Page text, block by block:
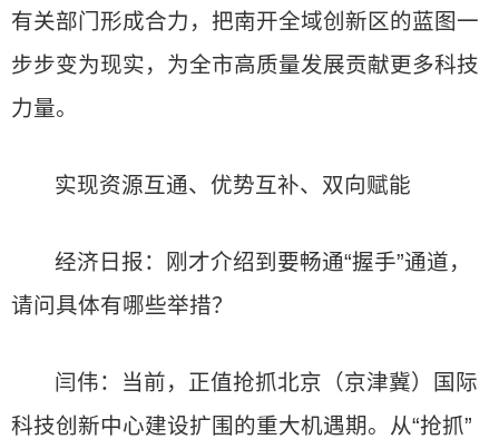
有关部门形成合力，把南开全域创新区的蓝图一
步步变为现实，为全市高质量发展贡献更多科技
力量。
实现资源互通、优势互补、双向赋能
经济日报：刚才介绍到要畅通“握手”通道，
请问具体有哪些举措？
闫伟：当前，正值抢抓北京（京津冀）国际
科技创新中心建设扩围的重大机遇期。从“抢抓”